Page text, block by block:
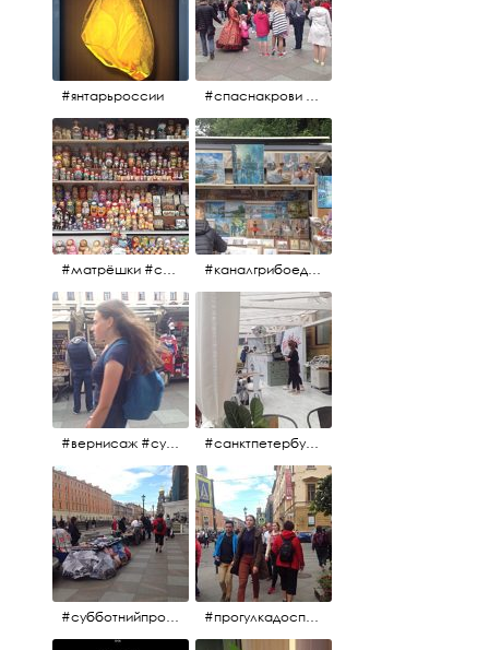
#янтарьроссии #спаснакрови #михайловскийсад
#матрёшки #сувениры #вернисаж #каналгрибоедова #санктпетербург #вернисаж #
#вернисаж #сувениры #картины #санктпетербург #летнеекафе
#субботнийпроменад #набережнаяканалагрибоедова #санктпетербург #прогулкадоспасаиобратно #санктпетербург #15july2017 #субботнийпитерскийдень #субботнийпроменад #послеобеда